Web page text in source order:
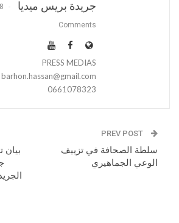
جريدة بريس ميديا
Comments
PRESS MEDIAS
barhon.hassan@gmail.com
0661078323
سلطة الصحافة في تزييف
الوعي الجماهيري
بيان